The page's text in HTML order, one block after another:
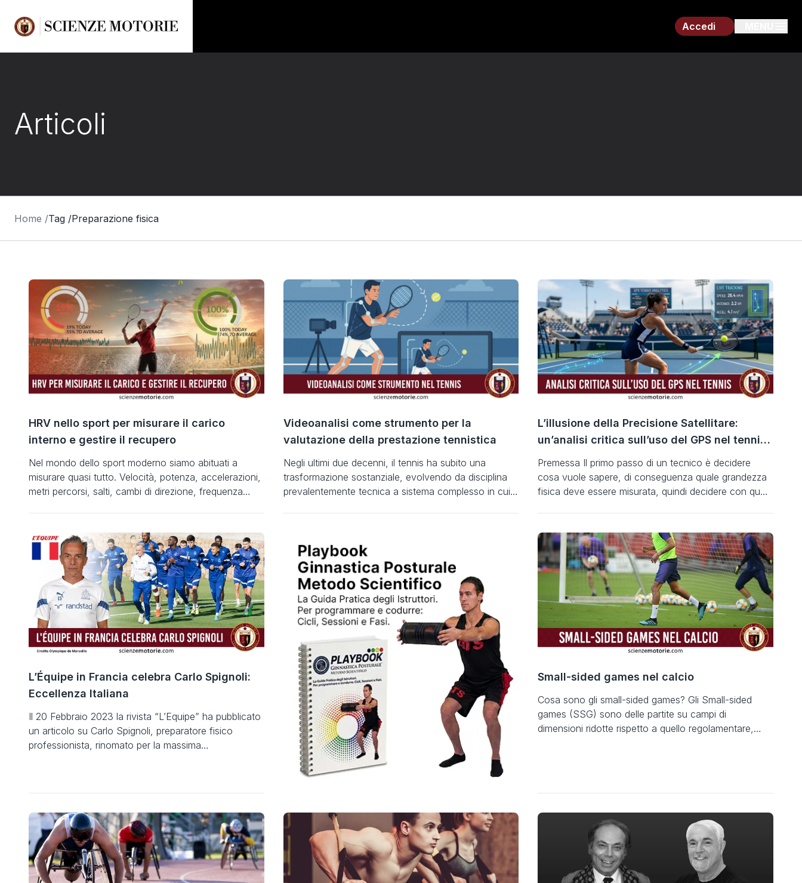
Accedi
Articoli
Home /Tag /Preparazione fisica
HRV nello sport per misurare il carico
interno e gestire il recupero
Nel mondo dello sport moderno siamo abituati a
misurare quasi tutto. Velocità, potenza, accelerazioni,
metri percorsi, salti, cambi di direzione, frequenza
l’allenamento sempre più preciso e ha permesso a
tecnici, preparatori e atleti di osservare ciò che un
tempo veniva intuito […]
Videoanalisi come strumento per la
valutazione della prestazione tennistica
Negli ultimi due decenni, il tennis ha subito una
trasformazione sostanziale, evolvendo da disciplina
prevalentemente tecnica a sistema complesso in cui
omogeneità dei livelli competitivi hanno reso
imprescindibile l’impiego di strumenti avanzati per
l’analisi e l’ottimizzazione della […]
L’illusione della Precisione Satellitare:
un’analisi critica sull’uso del GPS nel tennis,
nell’atletica e negli sport in generale
Premessa Il primo passo di un tecnico è decidere
cosa vuole sapere, di conseguenza quale grandezza
fisica deve essere misurata, quindi decidere con quale
sull’uso da fare di quel dato. Nel nostro caso
bisognerebbe partire da cosa si vuole […]
L’Équipe in Francia celebra Carlo Spignoli:
Eccellenza Italiana
Il 20 Febbraio 2023 la rivista “L’Equipe” ha pubblicato
un articolo su Carlo Spignoli, preparatore fisico
professionista, rinomato per la massima
classifica, […]
Small-sided games nel calcio
Cosa sono gli small-sided games? Gli Small-sided
games (SSG) sono delle partite su campi di
dimensioni ridotte rispetto a quello regolamentare,